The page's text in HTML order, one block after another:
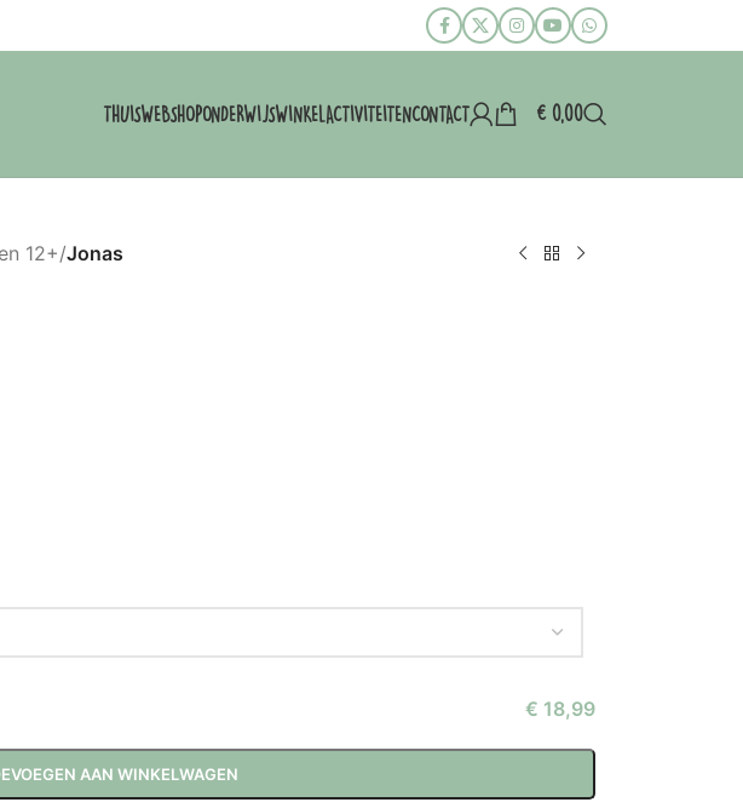
THUISWEBSHOPONDERWIJSWINKELACTIVITEITENCONTACT €0,00
12+/Jonas
€ 18,99
AAN WINKELWAGEN